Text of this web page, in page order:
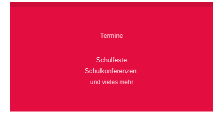
Termine
Schulfeste
Schulkonferenzen
und vieles mehr